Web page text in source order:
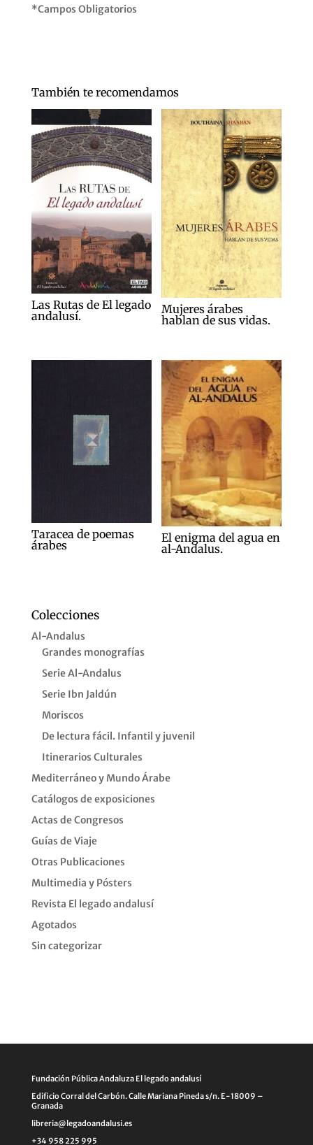
*Campos Obligatorios
También te recomendamos
Las Rutas de El legado
andalusí.
Mujeres árabes
hablan de sus vidas.
Taracea de poemas
árabes
El enigma del agua en
al-Andalus.
Colecciones
Al-Andalus
Grandes monografías
Serie Al-Andalus
Serie Ibn Jaldún
Moriscos
De lectura fácil. Infantil y juvenil
Itinerarios Culturales
Mediterráneo y Mundo Árabe
Catálogos de exposiciones
Actas de Congresos
Guías de Viaje
Otras Publicaciones
Multimedia y Pósters
Revista El legado andalusí
Agotados
Sin categorizar
Fundación Pública Andaluza El legado andalusí
Edificio Corral del Carbón. Calle Mariana Pineda s/n. E-18009 –
Granada
libreria@legadoandalusi.es
+34 958 225 995